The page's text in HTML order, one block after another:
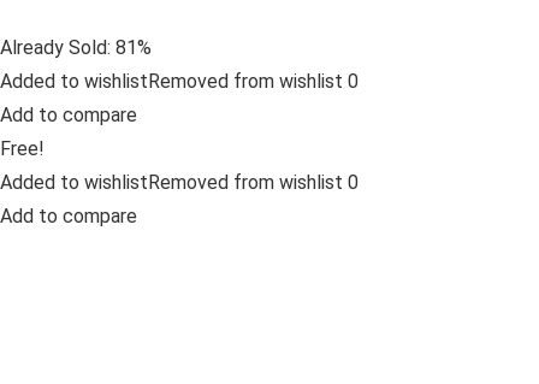
Already Sold: 81%
Added to wishlistRemoved from wishlist 0
Add to compare
Free!
Added to wishlistRemoved from wishlist 0
Add to compare